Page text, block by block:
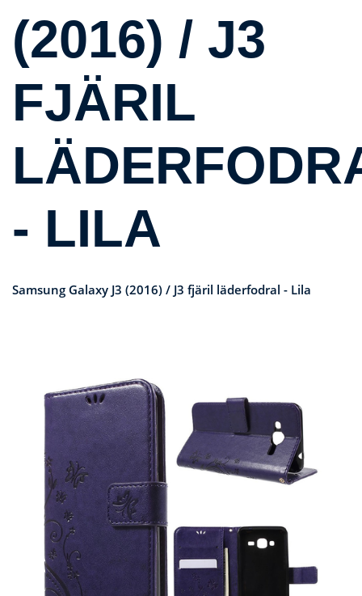
(2016) / J3
FJÄRIL
- LILA
Samsung Galaxy J3 (2016) / J3 fjäril läderfodral - Lila